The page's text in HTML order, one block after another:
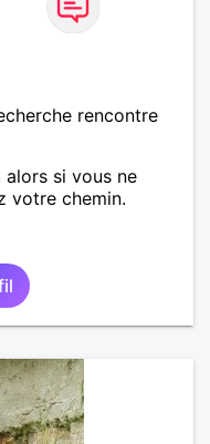
rencontre
alors si vous ne
votre chemin.